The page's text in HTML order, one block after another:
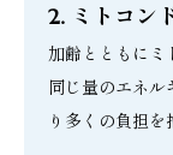
2. ミトコン
加齢とともにミ
同じ量のエネル
り多くの負担を